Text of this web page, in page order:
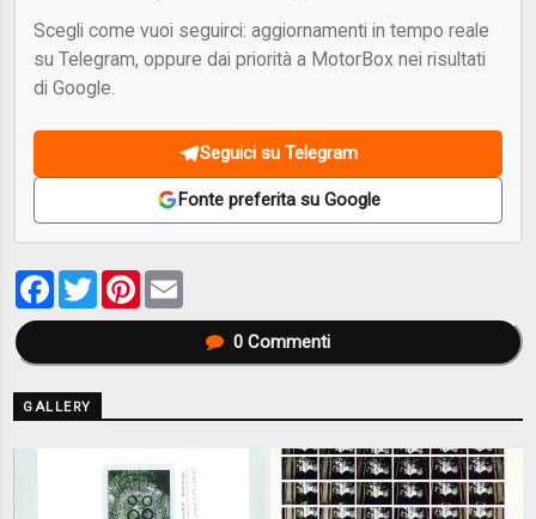
Scegli come vuoi seguirci: aggiornamenti in tempo reale
su Telegram, oppure dai priorità a MotorBox nei risultati
di Google.
Seguici su Telegram
Fonte preferita su Google
Facebook
TwitterPinterest
0Commenti
GALLERY